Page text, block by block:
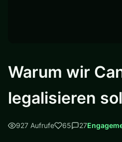
Warum wir
legalisieren
927 Aufrufe 65 27